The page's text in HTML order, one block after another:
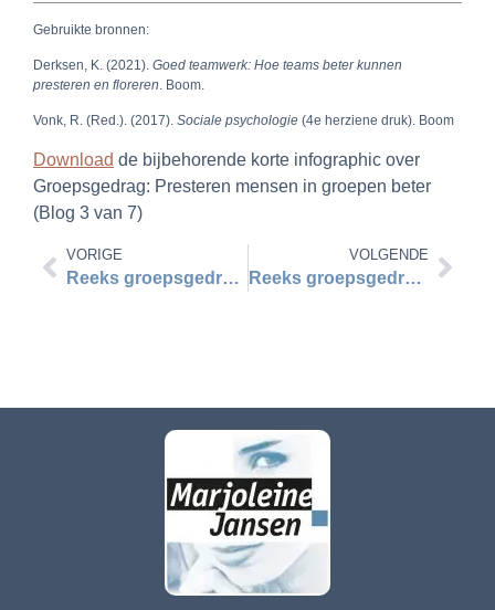
Gebruikte bronnen:
Derksen, K. (2021). Goed teamwerk: Hoe teams beter kunnen
presteren en floreren. Boom.
Vonk, R. (Red.). (2017). Sociale psychologie (4e herziene druk). Boom
Download de bijbehorende korte infographic over
Groepsgedrag: Presteren mensen in groepen beter
(Blog 3 van 7)
VORIGE
Reeks groepsgedrag blog 2
VOLGENDE
Reeks groepsgedrag blog 4